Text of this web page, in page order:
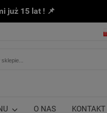
już 15 lat ! 📌
O NAS KONTAKT